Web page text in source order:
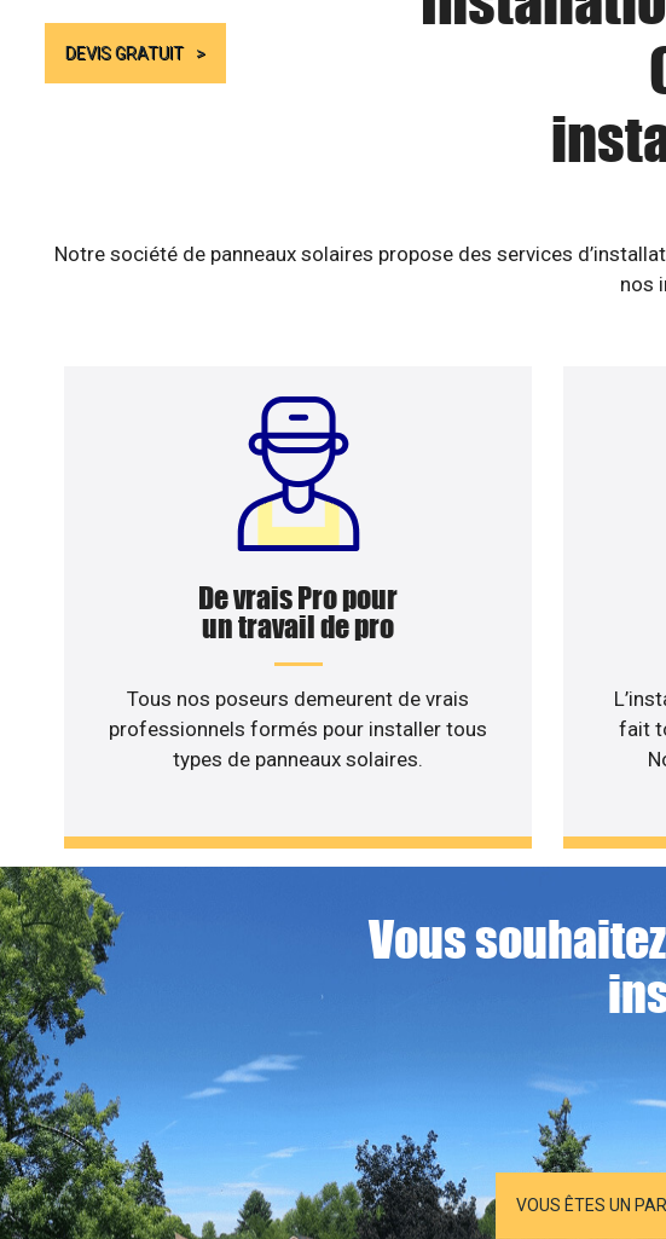
DEVIS GRATUIT
Notre société de panneaux solaires propose des services
nos
De vrais Pro pour
un travail de pro
Tous nos poseurs demeurent de vrais
professionnels formés pour installer tous
types de panneaux solaires.
fait
Vous
VOUS ÊTES UN